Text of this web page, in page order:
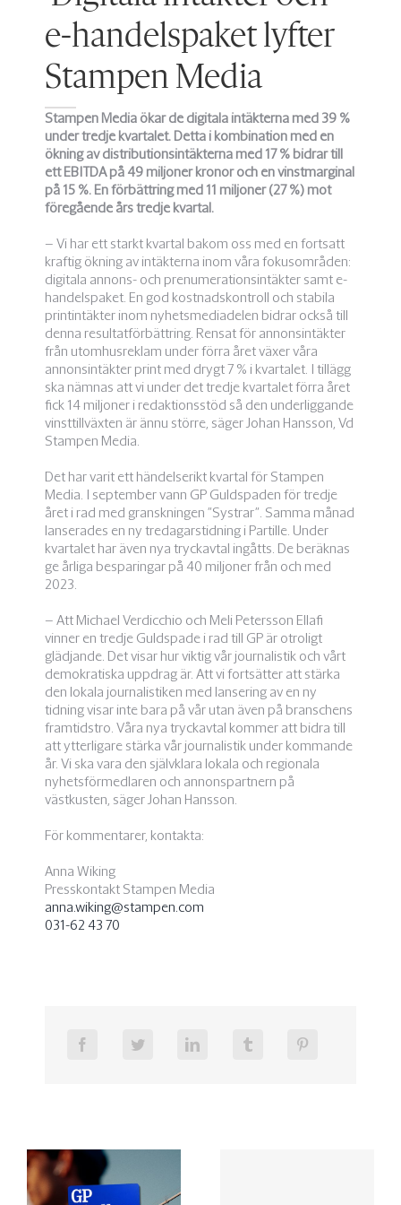
e-handelspaket lyfter
Stampen Media
Stampen Media ökar de digitala intäkterna med 39 %
under tredje kvartalet. Detta i kombination med en
ökning av distributionsintäkterna med 17 % bidrar till
ett EBITDA på 49 miljoner kronor och en vinstmarginal
på 15 %. En förbättring med 11 miljoner (27 %) mot
föregående års tredje kvartal.
– Vi har ett starkt kvartal bakom oss med en fortsatt
kraftig ökning av intäkterna inom våra fokusområden:
digitala annons- och prenumerationsintäkter samt e-
handelspaket. En god kostnadskontroll och stabila
printintäkter inom nyhetsmediadelen bidrar också till
denna resultatförbättring. Rensat för annonsintäkter
från utomhusreklam under förra året växer våra
annonsintäkter print med drygt 7 % i kvartalet. I tillägg
ska nämnas att vi under det tredje kvartalet förra året
fick 14 miljoner i redaktionsstöd så den underliggande
vinsttillväxten är ännu större, säger Johan Hansson, Vd
Stampen Media.
Det har varit ett händelserikt kvartal för Stampen
Media. I september vann GP Guldspaden för tredje
året i rad med granskningen ”Systrar”. Samma månad
lanserades en ny tredagarstidning i Partille. Under
kvartalet har även nya tryckavtal ingåtts. De beräknas
ge årliga besparingar på 40 miljoner från och med
2023.
– Att Michael Verdicchio och Meli Petersson Ellafi
vinner en tredje Guldspade i rad till GP är otroligt
glädjande. Det visar hur viktig vår journalistik och vårt
demokratiska uppdrag är. Att vi fortsätter att stärka
den lokala journalistiken med lansering av en ny
tidning visar inte bara på vår utan även på branschens
framtidstro. Våra nya tryckavtal kommer att bidra till
att ytterligare stärka vår journalistik under kommande
år. Vi ska vara den självklara lokala och regionala
nyhetsförmedlaren och annonspartnern på
västkusten, säger Johan Hansson.
För kommentarer, kontakta:
Anna Wiking
Presskontakt Stampen Media
anna.wiking@stampen.com
031-62 43 70